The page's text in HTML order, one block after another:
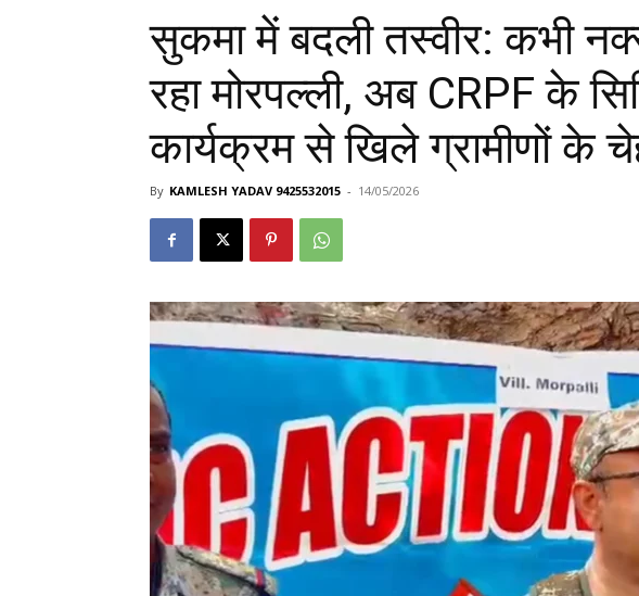
सुकमा में बदली तस्वीर: कभी
रहा मोरपल्ली, अब CRPF के
कार्यक्रम से खिले ग्रामीणों के
By KAMLESH YADAV 9425532015 - 14/05/2026